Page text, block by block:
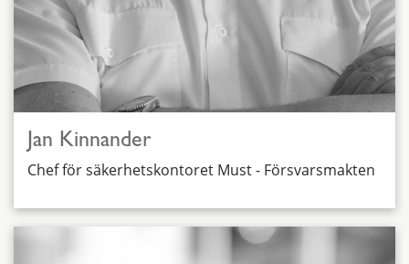
Jan Kinnander
Chef för säkerhetskontoret Must - Försvarsmakten